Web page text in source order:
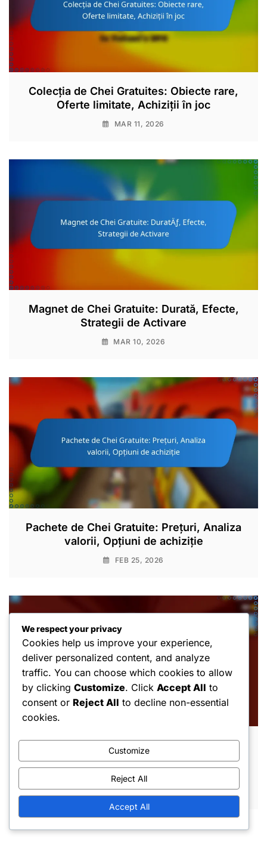
Colecția de Chei Gratuites: Obiecte rare,
Oferte limitate, Achiziții în joc
MAR 11, 2026
Magnet de Chei Gratuite: Durată, Efecte,
Strategii de Activare
MAR 10, 2026
Pachete de Chei Gratuite: Prețuri, Analiza
valorii, Opțiuni de achiziție
FEB 25, 2026
Tehnici pentru Chei Gratuite: Strategii de
expert, Îmbunătățiri ale gameplay-ului,
Selecția personajelor
FEB 25, 2026
We respect your privacy
Cookies help us improve your experience,
deliver personalized content, and analyze
traffic. You can choose which cookies to allow
by clicking Customize. Click Accept All to
consent or Reject All to decline non-essential
cookies.
Customize
Reject All
Accept All